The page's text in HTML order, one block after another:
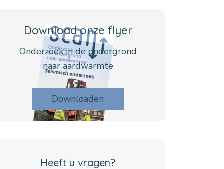
Download onze flyer
Onderzoek in de ondergrond
naar aardwarmte
Downloaden
Heeft u vragen?